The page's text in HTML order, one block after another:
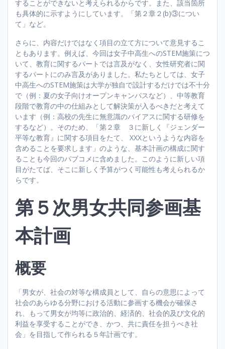
することができないと考えられるからです。また、該当箇所
も具体的に示すようにしています。「第２章２(b)③につい
て」など。
さらに、内容だけではなく項目の立て方について意見するこ
ともあります。例えば、今回は女子中高生へのSTEM施策につ
いて、教育に関するパートでは言及がなく、女性研究者に関
するパートにのみ言及がありました。私たちとしては、女子
中高生へのSTEM施策は大学が独自で設計するだけでは不十分
で（例：夏の女子向けオープンキャンパスなど）、中等教育
段階で教育の中の仕組みとして解決策が入るべきだと考えて
います（例：高校の先生に無意識のバイアスに関する研修を
するなど）。そのため、「第２章 ３に新しく『ジェンダー
平等な教育』に関する項目をたて、 XXXというような内容を
含めることを要求します」のような、基本計画の構成に関す
ることも今回のパブコメに含めました。このように新しい項
目がたてば、そこに新しく予算がつく可能性も考えられるか
らです。
第５次男女共同参画基
本計画
概要
「男女が、社会の対等な構成員として、自らの意思によって
社会のあらゆる分野における活動に参画する機会が確保さ
れ、もって男女が均等に政治的、経済的、社会的及び文化的
利益を享受することができ、かつ、共に責任を担うべき社
会」を目指して作られる５年計画です。